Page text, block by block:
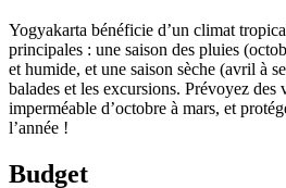
Yogyakarta bénéficie d’un climat
principales : une saison des pluies
et humide, et une saison sèche (avril à
balades et les excursions. Prévoyez des
imperméable d’octobre à mars, et
l’année !
Budget